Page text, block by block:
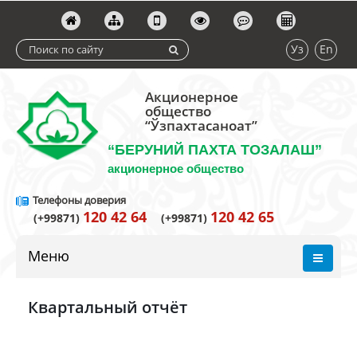
Уз En
Акционерное
общество
“Ўзпахтасаноат”
“БЕРУНИЙ ПАХТА ТОЗАЛАШ”
акционерное общество
Телефоны доверия
(+99871) 120 42 64 (+99871) 120 42 65
Меню
Квартальный отчёт